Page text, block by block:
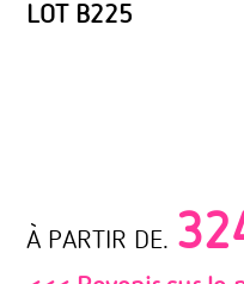
LOT B225
À PARTIR DE.